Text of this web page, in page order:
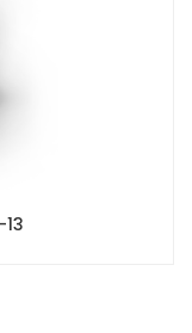
13